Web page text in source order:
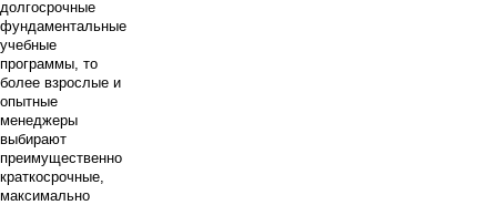
долгосрочные
фундаментальные
учебные
программы, то
более взрослые и
опытные
менеджеры
выбирают
преимущественно
краткосрочные,
максимально